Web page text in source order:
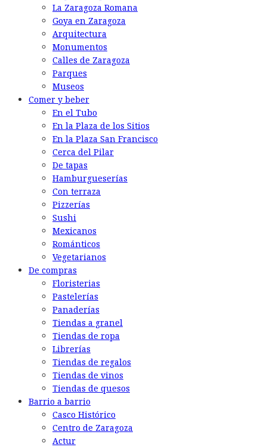
La Zaragoza Romana
Goya en Zaragoza
Arquitectura
Monumentos
Calles de Zaragoza
Parques
Museos
Comer y beber
En el Tubo
En la Plaza de los Sitios
En la Plaza San Francisco
Cerca del Pilar
De tapas
Hamburgueserías
Con terraza
Pizzerías
Sushi
Mexicanos
Románticos
Vegetarianos
De compras
Floristerias
Pastelerías
Panaderías
Tiendas a granel
Tiendas de ropa
Librerías
Tiendas de regalos
Tiendas de vinos
Tiendas de quesos
Barrio a barrio
Casco Histórico
Centro de Zaragoza
Actur